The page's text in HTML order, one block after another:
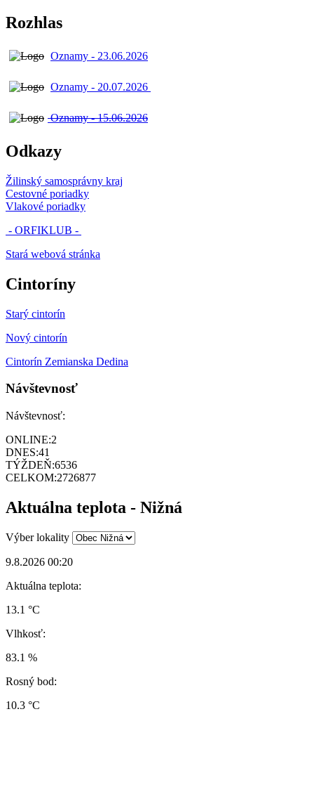
Rozhlas
Oznamy - 23.06.2026
Oznamy - 20.07.2026
Oznamy - 15.06.2026
Odkazy
Žilinský samosprávny kraj
Cestovné poriadky
Vlakové poriadky
- ORFIKLUB -
Stará webová stránka
Cintoríny
Starý cintorín
Nový cintorín
Cintorín Zemianska Dedina
Návštevnosť
Návštevnosť:
ONLINE:2
DNES:41
TÝŽDEŇ:6536
CELKOM:2726877
Aktuálna teplota - Nižná
Výber lokality
9.8.2026 00:20
Aktuálna teplota:
13.1 °C
Vlhkosť:
83.1 %
Rosný bod:
10.3 °C